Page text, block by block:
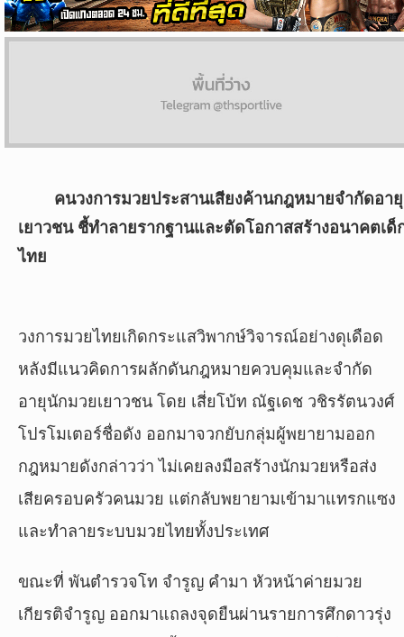
คนวงการมวยประสานเสียงค้านกฎหมายจำกัดอายุ
เยาวชน ชี้ทำลายรากฐานและตัดโอกาสสร้างอนาคตเด็
ไทย
วงการมวยไทยเกิดกระแสวิพากษ์วิจารณ์อย่างดุเดือด
หลังมีแนวคิดการผลักดันกฎหมายควบคุมและจำกัด
อายุนักมวยเยาวชน โดย เสี่ยโบ้ท ณัฐเดช วชิรรัตนวงศ์
โปรโมเตอร์ชื่อดัง ออกมาจวกยับกลุ่มผู้พยายามออก
กฎหมายดังกล่าวว่า ไม่เคยลงมือสร้างนักมวยหรือส่ง
เสียครอบครัวคนมวย แต่กลับพยายามเข้ามาแทรกแซง
และทำลายระบบมวยไทยทั้งประเทศ
ขณะที่ พันตำรวจโท จำรูญ คำมา หัวหน้าค่ายมวย
เกียรติจำรูญ ออกมาแถลงจุดยืนผ่านรายการศึกดาวรุ่ง
ผล
บอล
24
2026
Sport,